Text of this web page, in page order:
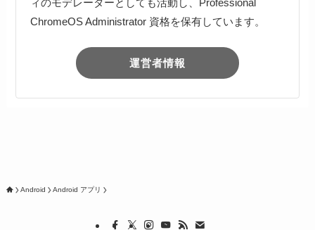
ィのモデレーターとしても活動し、Professional
ChromeOS Administrator 資格を保有しています。
運営者情報
Android Android アプリ